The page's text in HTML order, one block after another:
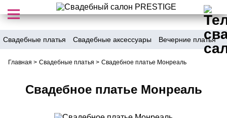
Свадебные платья Свадебные аксессуары Вечерние платья
Главная > Свадебные платья > Свадебное платье Монреаль
Свадебное платье Монреаль